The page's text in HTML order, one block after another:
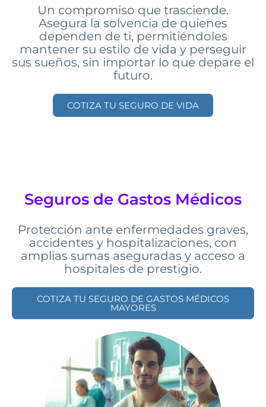
dependen de ti, permitiéndoles
mantener su estilo de vida y perseguir
sus sueños, sin importar lo que depare el
futuro.
Protección ante enfermedades graves,
accidentes y hospitalizaciones, con
amplias sumas aseguradas y acceso a
hospitales de prestigio.​
COTIZA TU SEGURO DE GASTOS MÉDICOS
MAYORES